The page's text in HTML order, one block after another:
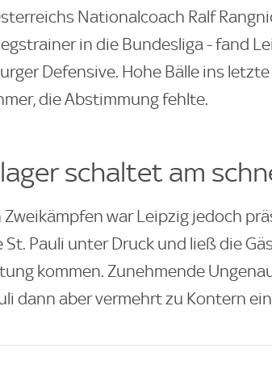
Nationalcoach Ralf
in die Bundesliga - fand
Defensive. Hohe Bälle ins
die Abstimmung fehlte.
schaltet am
Zweikämpfen war Leipzig jedoch
St. Pauli unter Druck und ließ die
kommen. Zunehmende
dann aber vermehrt zu Kontern